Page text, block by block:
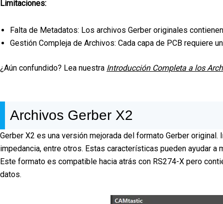
Limitaciones:
Falta de Metadatos: Los archivos Gerber originales
Gestión Compleja de Archivos: Cada capa de PCB requiere
¿Aún confundido? Lea nuestra Introducción Completa a los
Archivos Gerber X2
Gerber X2 es una versión mejorada del formato Gerber
impedancia, entre otros. Estas características pueden ayudar
Este formato es compatible hacia atrás con RS274-X pero
datos.